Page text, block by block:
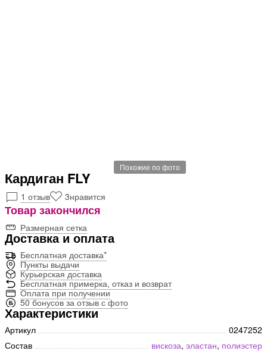
Похожие по фото
Кардиган FLY
1 отзыв 3нравится
Товар закончился
Размерная сетка
Доставка и оплата
Бесплатная доставка*
Пункты выдачи
Курьерская доставка
Бесплатная примерка, отказ и возврат
Оплата при получении
50 бонусов за отзыв с фото
Характеристики
Артикул
0247252
Состав
вискоза, эластан, полиэстер